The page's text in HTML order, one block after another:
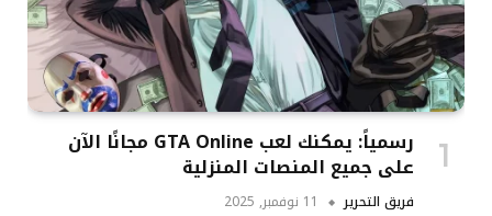
رسمياً: يمكنك لعب GTA Online مجانًا الآن
على جميع المنصات المنزلية
فريق التحرير 11 نوفمبر, 2025